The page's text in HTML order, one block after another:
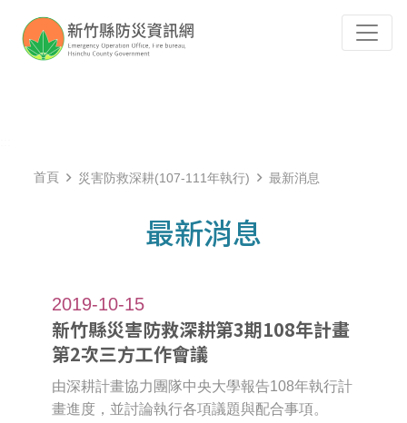
首頁 災害防救深耕(107-111年執行) 最新消息
最新消息
2019-10-15
新竹縣災害防救深耕第3期108年計畫
第2次三方工作會議
由深耕計畫協力團隊中央大學報告108年執行計
畫進度，並討論執行各項議題與配合事項。